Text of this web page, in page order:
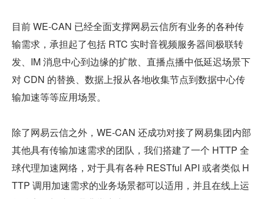
目前 WE-CAN 已经全面支撑网易云信所有业务的各种传
输需求，承担起了包括 RTC 实时音视频服务器间极联转
发、IM 消息中心到边缘的扩散、直播点播中低延迟场景下
对 CDN 的替换、数据上报从各地收集节点到数据中心传
输加速等等应用场景。
除了网易云信之外，WE-CAN 还成功对接了网易集团内部
其他具有传输加速需求的团队，我们搭建了一个 HTTP 全
球代理加速网络，对于具有各种 RESTful API 或者类似 H
TTP 调用加速需求的业务场景都可以适用，并且在线上运